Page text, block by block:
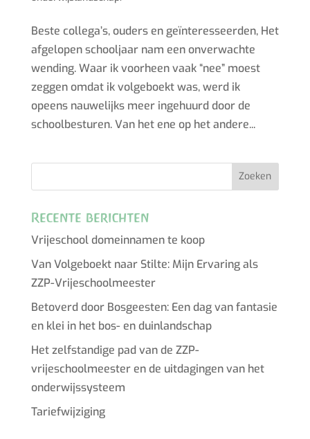
Beste collega’s, ouders en geïnteresseerden, Het
afgelopen schooljaar nam een onverwachte
wending. Waar ik voorheen vaak “nee” moest
zeggen omdat ik volgeboekt was, werd ik
opeens nauwelijks meer ingehuurd door de
schoolbesturen. Van het ene op het andere...
Recente berichten
Vrijeschool domeinnamen te koop
Van Volgeboekt naar Stilte: Mijn Ervaring als
ZZP-Vrijeschoolmeester
Betoverd door Bosgeesten: Een dag van fantasie
en klei in het bos- en duinlandschap
Het zelfstandige pad van de ZZP-
vrijeschoolmeester en de uitdagingen van het
onderwijssysteem
Tariefwijziging